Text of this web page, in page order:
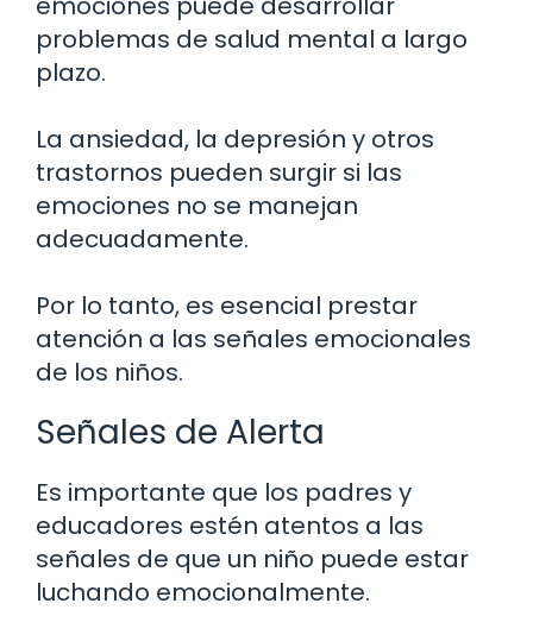
problemas de salud mental a largo
plazo.
La ansiedad, la depresión y otros
trastornos pueden surgir si las
emociones no se manejan
adecuadamente.
Por lo tanto, es esencial prestar
atención a las señales emocionales
de los niños.
Señales de Alerta
Es importante que los padres y
educadores estén atentos a las
señales de que un niño puede estar
luchando emocionalmente.